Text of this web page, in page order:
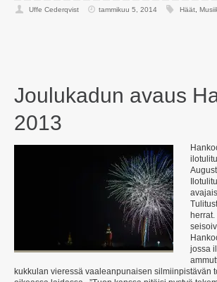
Uffe Cederqvist tammikuu 5, 2014 Häät,
Joulukadun avaus
2013
jossa
kukkulan vieressä vaaleanpunaisen silmiinpistävän